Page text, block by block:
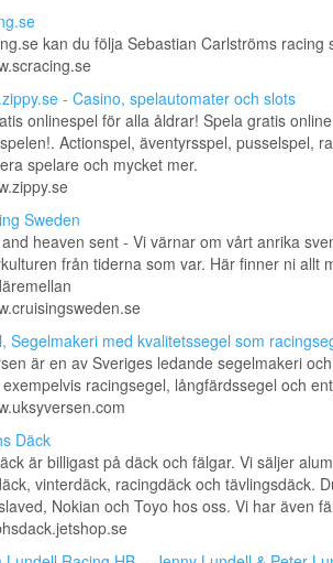
kan du följa Sebastian Carlströms racing
- Casino, spelautomater och slots
onlinespel för alla åldrar! Spela gratis
Actionspel, äventyrsspel, pusselspel,
spelare och mycket mer.
Sweden
heaven sent - Vi värnar om vårt anrika
från tiderna som var. Här finner ni allt
Segelmakeri med kvalitetssegel som
är en av Sveriges ledande segelmakeri
racingsegel, långfärdssegel och
Däck
är billigast på däck och fälgar. Vi säljer
vinterdäck, racingdäck och tävlingsdäck.
Nokian och Toyo hos oss. Vi har även